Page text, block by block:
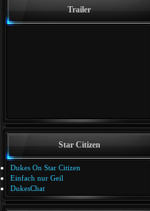
Trailer
Star Citizen
Dukes On Star Citizen
Einfach nur Geil
DukesChat